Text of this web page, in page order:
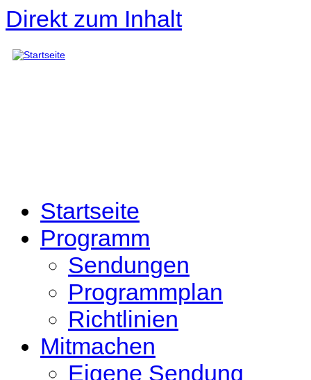
Direkt zum Inhalt
Startseite
Programm
Sendungen
Programmplan
Richtlinien
Mitmachen
Eigene Sendung